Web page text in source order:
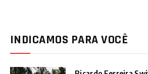
INDICAMOS PARA VOCÊ